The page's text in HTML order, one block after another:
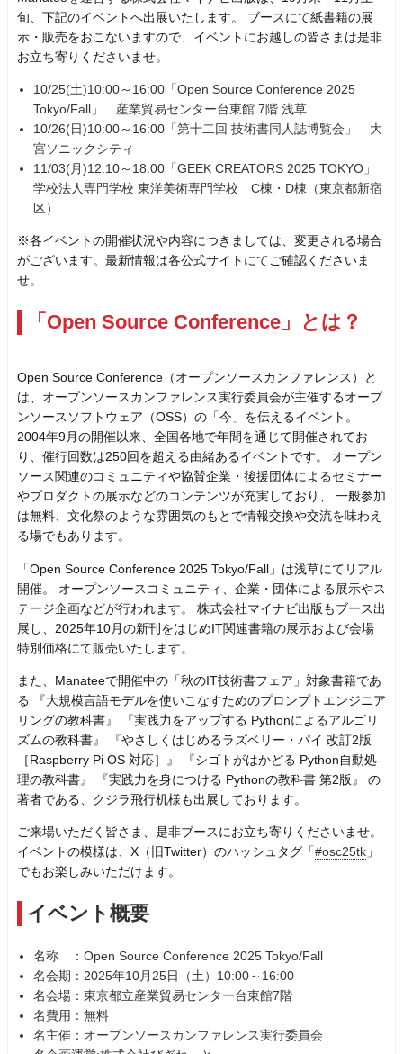
旬、下記のイベントへ出展いたします。 ブースにて紙書籍の展
示・販売をおこないますので、イベントにお越しの皆さまは是非
お立ち寄りくださいませ。
10/25(土)10:00～16:00「Open Source Conference 2025
Tokyo/Fall」 産業貿易センター台東館 7階 浅草
10/26(日)10:00～16:00「第十二回 技術書同人誌博覧会」 大
宮ソニックシティ
11/03(月)12:10～18:00「GEEK CREATORS 2025 TOKYO」
学校法人専門学校 東洋美術専門学校 C棟・D棟（東京都新宿
区）
※各イベントの開催状況や内容につきましては、変更される場合
がございます。最新情報は各公式サイトにてご確認くださいま
せ。
「Open Source Conference」とは？
Open Source Conference（オープンソースカンファレンス）と
は、オープンソースカンファレンス実行委員会が主催するオープ
ンソースソフトウェア（OSS）の「今」を伝えるイベント。
2004年9月の開催以来、全国各地で年間を通じて開催されてお
り、催行回数は250回を超える由緒あるイベントです。 オープン
ソース関連のコミュニティや協賛企業・後援団体によるセミナー
やプロダクトの展示などのコンテンツが充実しており、 一般参加
は無料、文化祭のような雰囲気のもとで情報交換や交流を味わえ
る場でもあります。
「Open Source Conference 2025 Tokyo/Fall」は浅草にてリアル
開催。 オープンソースコミュニティ、企業・団体による展示やス
テージ企画などが行われます。 株式会社マイナビ出版もブース出
展し、2025年10月の新刊をはじめIT関連書籍の展示および会場
特別価格にて販売いたします。
また、Manateeで開催中の「秋のIT技術書フェア」対象書籍であ
る 『大規模言語モデルを使いこなすためのプロンプトエンジニア
リングの教科書』 『実践力をアップする Pythonによるアルゴリ
ズムの教科書』 『やさしくはじめるラズベリー・パイ 改訂2版
［Raspberry Pi OS 対応］』 『シゴトがはかどる Python自動処
理の教科書』 『実践力を身につける Pythonの教科書 第2版』 の
著者である、クジラ飛行机様も出展しております。
ご来場いただく皆さま、是非ブースにお立ち寄りくださいませ。
イベントの模様は、X（旧Twitter）のハッシュタグ「#osc25tk 」
でもお楽しみいただけます。
イベント概要
名称 ：Open Source Conference 2025 Tokyo/Fall
名会期：2025年10月25日（土）10:00～16:00
名会場：東京都立産業貿易センター台東館7階
名費用：無料
名主催：オープンソースカンファレンス実行委員会